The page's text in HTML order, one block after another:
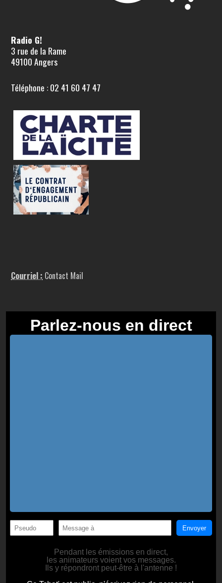
Radio G!
3 rue de la Rame
49100 Angers
Téléphone : 02 41 60 47 47
Courriel : Contact Mail